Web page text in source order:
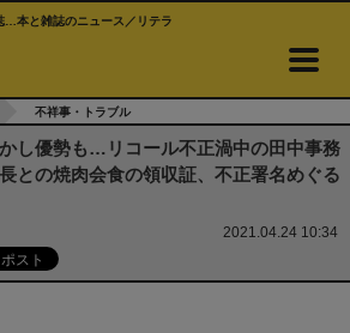
…本と雑誌のニュース／リテラ
不祥事・トラブル
し優勢も…リコール不正渦中の田中事務
との焼肉会食の領収証、不正署名めぐる
2021.04.24 10:34